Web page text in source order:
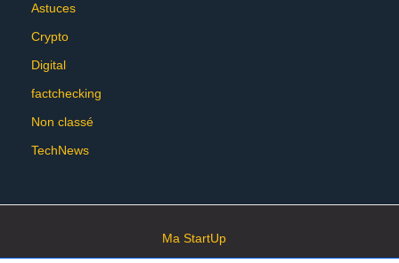
Astuces
Crypto
Digital
factchecking
Non classé
TechNews
Ma StartUp